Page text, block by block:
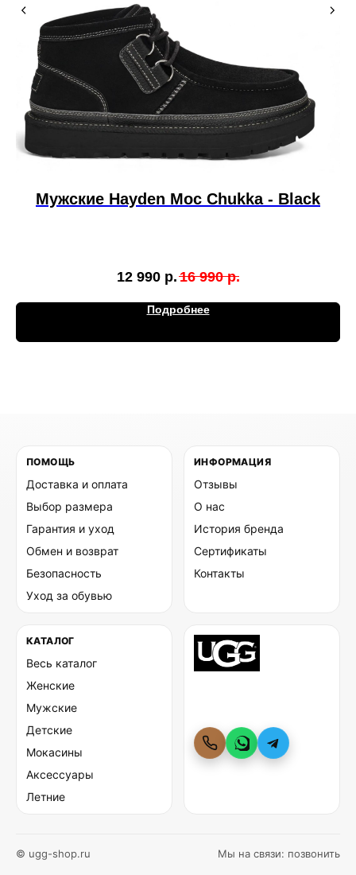
Мужские Hayden Moc Chukka - Black
12 990 р.16 990 р.
Подробнее
ПОМОЩЬ
Доставка и оплата
Выбор размера
Гарантия и уход
Обмен и возврат
Безопасность
Уход за обувью
ИНФОРМАЦИЯ
Отзывы
О нас
История бренда
Сертификаты
Контакты
КАТАЛОГ
Весь каталог
Женские
Мужские
Детские
Мокасины
Аксессуары
Летние
© ugg-shop.ru Мы на связи: позвонить